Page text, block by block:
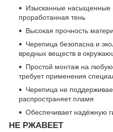
Изысканные насыщенные
проработанная тень
Высокая прочность
Черепица безопасна и
вредных веществ в
Простой монтаж на
требует применения
Черепица не
распространяет пламя
Обеспечивает надёжную
НЕ РЖАВЕЕТ